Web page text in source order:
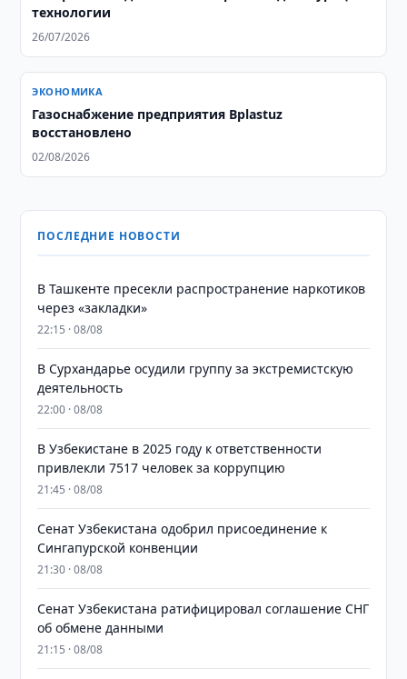
технологии
26/07/2026
ЭКОНОМИКА
Газоснабжение предприятия Bplastuz
восстановлено
02/08/2026
ПОСЛЕДНИЕ НОВОСТИ
В Ташкенте пресекли распространение наркотиков
через «закладки»
22:15 · 08/08
В Сурхандарье осудили группу за экстремистскую
деятельность
22:00 · 08/08
В Узбекистане в 2025 году к ответственности
привлекли 7517 человек за коррупцию
21:45 · 08/08
Сенат Узбекистана одобрил присоединение к
Сингапурской конвенции
21:30 · 08/08
Сенат Узбекистана ратифицировал соглашение СНГ
об обмене данными
21:15 · 08/08